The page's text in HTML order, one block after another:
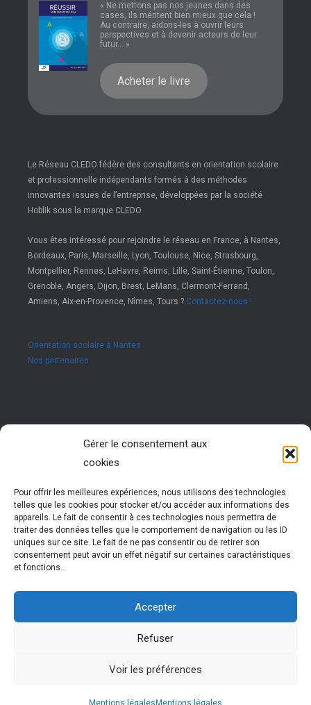
Gérer le consentement aux
cookies
Pour offrir les meilleures expériences, nous utilisons des technologies
telles que les cookies pour stocker et/ou accéder aux informations des
appareils. Le fait de consentir à ces technologies nous permettra de
traiter des données telles que le comportement de navigation ou les ID
uniques sur ce site. Le fait de ne pas consentir ou de retirer son
consentement peut avoir un effet négatif sur certaines caractéristiques
et fonctions.
Accepter
Refuser
Voir les préférences
Mentions légales Mentions légales
« Ne mettons pas nos jeunes dans des
cases, ils méritent bien mieux que cela !
Au contraire, aidons-les à ouvrir leurs
perspectives et à devenir acteurs de leur
futur... »
Acheter le livre
Le Réseau CLEDO fédère des consultants en orientation scolaire
et professionnelle indépendants formés à des méthodes
innovantes issues de l’entreprise, développées par la société
Hoblik sous la marque CLEDO.
Vous êtes intéressé pour rejoindre le réseau en France, à Nantes,
Bordeaux, Paris, Marseille, Lyon, Toulouse, Nice, Strasbourg,
Montpellier, Rennes, LeHavre, Reims, Lille, Saint-Étienne, Toulon,
Grenoble, Angers, Dijon, Brest, LeMans, Clermont-Ferrand,
Amiens, Aix-en-Provence, Nîmes, Tours ? Contactez-nous !
Orientation scolaire à Nantes
Nos partenaires
Rejoignez nous !
Vous êtes passionné par les ressources humaines ?
dans leur réussite ?
Rejoignez notre réseau !
Nous vous formons pour vous permettre d’exercer cette
activité très enrichissante
Vous évoluez et participez à la vie d’un réseau
national dynamique
mentions légales| CLEDO est une marque